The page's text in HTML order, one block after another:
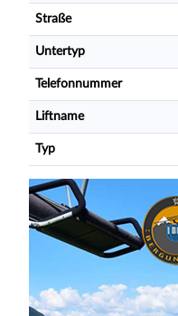
Straße
Untertyp
Telefonnummer
Liftname
Typ